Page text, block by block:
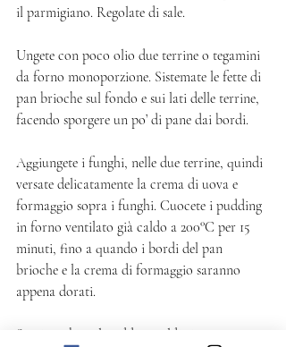
il parmigiano. Regolate di sale.
Ungete con poco olio due terrine o tegamini
da forno monoporzione. Sistemate le fette di
pan brioche sul fondo e sui lati delle terrine,
facendo sporgere un po’ di pane dai bordi.
Aggiungete i funghi, nelle due terrine, quindi
versate delicatamente la crema di uova e
formaggio sopra i funghi. Cuocete i pudding
in forno ventilato già caldo a 200°C per 15
minuti, fino a quando i bordi del pan
brioche e la crema di formaggio saranno
appena dorati.
Servite subito il pudding caldissimo,